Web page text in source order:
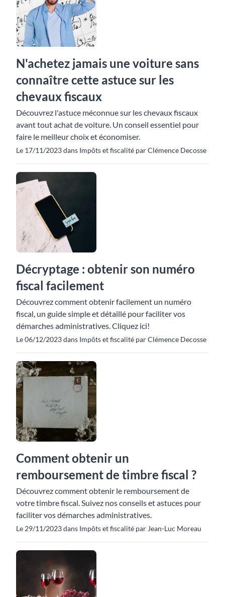
N'achetez jamais une voiture sans
connaître cette astuce sur les
chevaux fiscaux
Découvrez l'astuce méconnue sur les chevaux fiscaux
avant tout achat de voiture. Un conseil essentiel pour
faire le meilleur choix et économiser.
Le 17/11/2023 dans Impôts et fiscalité par Clémence Decosse
Décryptage : obtenir son numéro
fiscal facilement
Découvrez comment obtenir facilement un numéro
fiscal, un guide simple et détaillé pour faciliter vos
démarches administratives. Cliquez ici!
Le 06/12/2023 dans Impôts et fiscalité par Clémence Decosse
Comment obtenir un
remboursement de timbre fiscal ?
Découvrez comment obtenir le remboursement de
votre timbre fiscal. Suivez nos conseils et astuces pour
faciliter vos démarches administratives.
Le 29/11/2023 dans Impôts et fiscalité par Jean-Luc Moreau